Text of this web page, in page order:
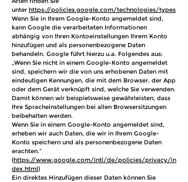
unter https://policies.google.com/technologies/types
Wenn Sie in Ihrem Google-Konto angemeldet sind,
kann Google die verarbeiteten Informationen
abhängig von Ihren Kontoeinstellungen Ihrem Konto
hinzufügen und als personenbezogene Daten
behandeln. Google führt hierzu u.a. Folgendes aus:
„Wenn Sie nicht in einem Google-Konto angemeldet
sind, speichern wir die von uns erhobenen Daten mit
eindeutigen Kennungen, die mit dem Browser, der App
oder dem Gerät verknüpft sind, welche Sie verwenden.
Damit können wir beispielsweise gewährleisten, dass
Ihre Spracheinstellungen bei allen Browsersitzungen
beibehalten werden.
Wenn Sie in einem Google-Konto angemeldet sind,
erheben wir auch Daten, die wir in Ihrem Google-
Konto speichern und als personenbezogene Daten
erachten.“
(https://www.google.com/intl/de/policies/privacy/in
dex.html)
Ein direktes Hinzufügen dieser Daten können Sie